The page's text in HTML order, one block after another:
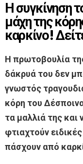
Η συγκίνηση
μάχη της
καρκίνο!
Η πρωτοβουλία
δάκρυά του δεν
γνωστός
κόρη του
τα μαλλιά της και
φτιαχτούν
πάσχουν από